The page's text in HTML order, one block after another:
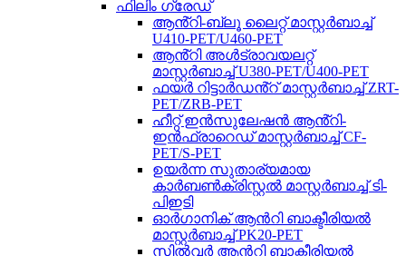
ഫിലിം ഗ്രേഡ്
ആൻ്റി-ബ്ലൂ ലൈറ്റ് മാസ്റ്റർബാച്ച്
U410-PET/U460-PET
ആൻ്റി അൾട്രാവയലറ്റ്
മാസ്റ്റർബാച്ച് U380-PET/U400-PET
ഫയർ റിട്ടാർഡൻ്റ് മാസ്റ്റർബാച്ച് ZRT-
PET/ZRB-PET
ഹീറ്റ് ഇൻസുലേഷൻ ആൻ്റി-
ഇൻഫ്രാറെഡ് മാസ്റ്റർബാച്ച് CF-
PET/S-PET
ഉയർന്ന സുതാര്യമായ
കാർബൺക്രിസ്റ്റൽ മാസ്റ്റർബാച്ച് ടി-
പിഇടി
ഓർഗാനിക് ആൻറി ബാക്ടീരിയൽ
മാസ്റ്റർബാച്ച് PK20-PET
സിൽവർ ആൻറി ബാക്ടീരിയൽ